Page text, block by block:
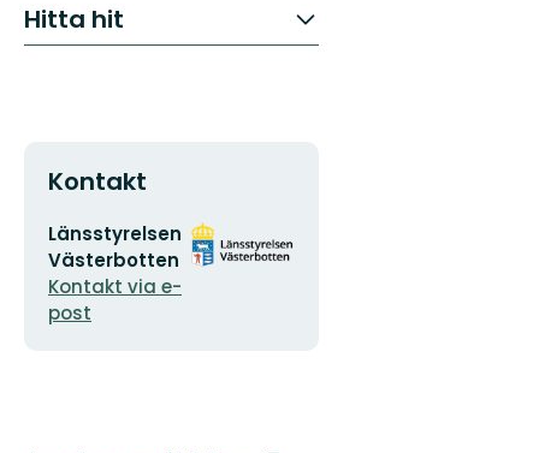
Hitta hit
Kontakt
E-
postadress
Länsstyrelsen
Västerbotten
Kontakt via e-
post
Organisationens
logotyp